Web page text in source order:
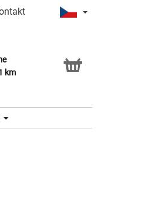
km
květince